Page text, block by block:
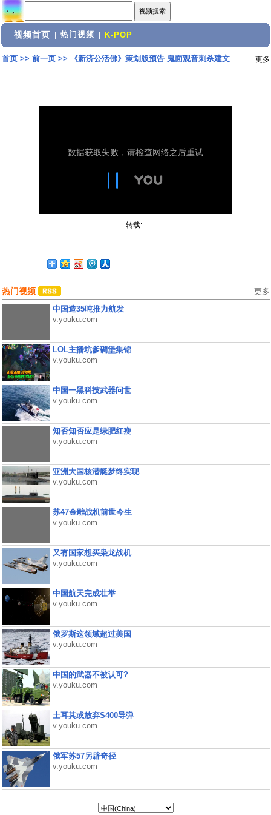
视频首页 热门视频 K-POP
首页>> 前一页>> 《新济公活佛》策划版预告 鬼面观音刺杀建文 更多
转载:
热门视频 更多
中国造35吨推力航发
v.youku.com
LOL主播坑爹碉堡集锦
v.youku.com
中国一黑科技武器问世
v.youku.com
知否知否应是绿肥红瘦
v.youku.com
亚洲大国核潜艇梦终实现
v.youku.com
苏47金雕战机前世今生
v.youku.com
又有国家想买枭龙战机
v.youku.com
中国航天完成壮举
v.youku.com
俄罗斯这领域超过美国
v.youku.com
中国的武器不被认可?
v.youku.com
土耳其或放弃S400导弹
v.youku.com
俄军苏57另辟奇径
v.youku.com